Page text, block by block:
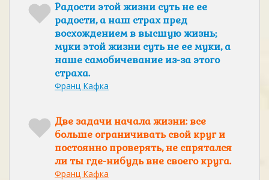
Радости этой жизни суть не ее
радости, а наш страх пред
восхождением в высшую жизнь;
муки этой жизни суть не ее муки, а
наше самобичевание из-за этого
страха.
Франц Кафка
Две задачи начала жизни: все
больше ограничивать свой круг и
постоянно проверять, не спрятался
ли ты где-нибудь вне своего круга.
Франц Кафка